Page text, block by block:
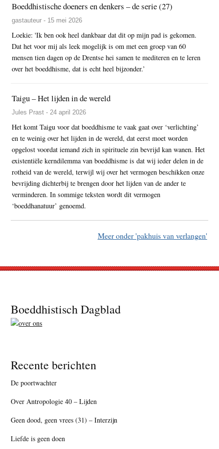
Boeddhistische doeners en denkers – de serie (27)
gastauteur - 15 mei 2026
Loekie: 'Ik ben ook heel dankbaar dat dit op mijn pad is gekomen.
Dat het voor mij als leek mogelijk is om met een groep van 60
mensen tien dagen op de Drentse hei samen te mediteren en te leren
over het boeddhisme, dat is echt heel bijzonder.’
Taigu – Het lijden in de wereld
Jules Prast - 24 april 2026
Het komt Taigu voor dat boeddhisme te vaak gaat over ‘verlichting’
en te weinig over het lijden in de wereld, dat eerst moet worden
opgelost voordat iemand zich in spirituele zin bevrijd kan wanen. Het
existentiële kerndilemma van boeddhisme is dat wij ieder delen in de
rotheid van de wereld, terwijl wij over het vermogen beschikken onze
bevrijding dichterbij te brengen door het lijden van de ander te
verminderen. In sommige teksten wordt dit vermogen
‘boeddhanatuur’ genoemd.
Meer onder 'pakhuis van verlangen'
Footer
Boeddhistisch Dagblad
Recente berichten
De poortwachter
Over Antropologie 40 – Lijden
Geen dood, geen vrees (31) – Interzijn
Liefde is geen doen